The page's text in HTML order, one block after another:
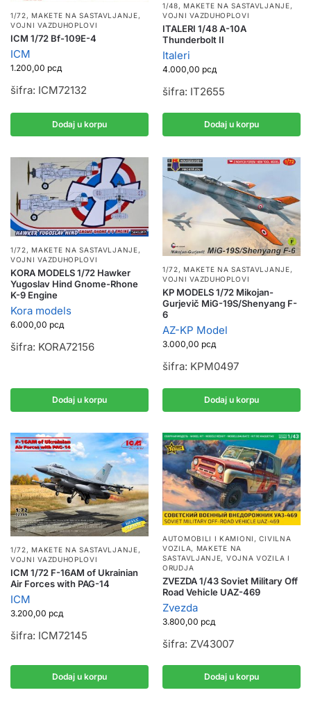
1/72,MAKETE NA SASTAVLJANJE,
VOJNI VAZDUHOPLOVI
ICM 1/72 Bf-109E-4
ICM
1.200,00 рсд
šifra: ICM72132
Dodaj u korpu
1/48,MAKETE NA SASTAVLJANJE,
VOJNI VAZDUHOPLOVI
ITALERI 1/48 A-10A
Thunderbolt II
Italeri
4.000,00 рсд
šifra: IT2655
Dodaj u korpu
1/72,MAKETE NA SASTAVLJANJE,
VOJNI VAZDUHOPLOVI
KORA MODELS 1/72 Hawker
Yugoslav Hind Gnome-Rhone
K-9 Engine
Kora models
6.000,00 рсд
šifra: KORA72156
Dodaj u korpu
1/72,MAKETE NA SASTAVLJANJE,
VOJNI VAZDUHOPLOVI
KP MODELS 1/72 Mikojan-
Gurjevič MiG-19S/Shenyang F-
6
AZ-KP Model
3.000,00 рсд
šifra: KPM0497
Dodaj u korpu
1/72,MAKETE NA SASTAVLJANJE,
VOJNI VAZDUHOPLOVI
ICM 1/72 F-16AM of Ukrainian
Air Forces with PAG-14
ICM
3.200,00 рсд
šifra: ICM72145
Dodaj u korpu
AUTOMOBILI I KAMIONI ,CIVILNA
VOZILA, MAKETE NA
SASTAVLJANJE, VOJNA VOZILA I
ORUDJA
ZVEZDA 1/43 Soviet Military Off
Road Vehicle UAZ-469
Zvezda
3.800,00 рсд
šifra: ZV43007
Dodaj u korpu